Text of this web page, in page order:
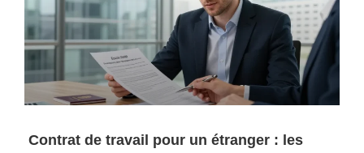
Contrat de travail pour un étranger : les